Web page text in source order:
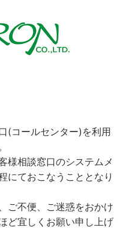
(コールセンター)を利用
様相談窓口のシステムメ
にておこなうこととなり
ご不便、ご迷惑をおかけ
ど宜しくお願い申し上げ